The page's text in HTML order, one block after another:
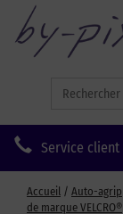
for:
Service client
Accueil / Auto-
de marque VELCRO®